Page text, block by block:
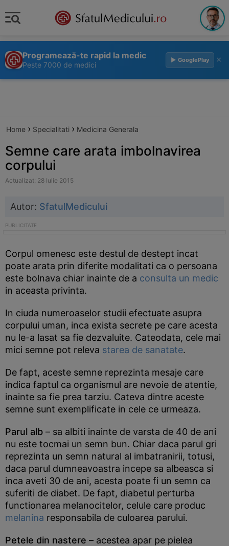
Programează-te rapid la medic
Peste 7000 de medici
▶ GooglePlay ×
Home › Specialitati › Medicina Generala
Semne care arata imbolnavirea
corpului
Actualizat: 28 Iulie 2015
Autor: SfatulMedicului
Corpul omenesc este destul de destept incat
poate arata prin diferite modalitati ca o persoana
este bolnava chiar inainte de a consulta un medic
in aceasta privinta.
In ciuda numeroaselor studii efectuate asupra
corpului uman, inca exista secrete pe care acesta
nu le-a lasat sa fie dezvaluite. Cateodata, cele mai
mici semne pot releva starea de sanatate.
De fapt, aceste semne reprezinta mesaje care
indica faptul ca organismul are nevoie de atentie,
inainte sa fie prea tarziu. Cateva dintre aceste
semne sunt exemplificate in cele ce urmeaza.
Parul alb – sa albiti inainte de varsta de 40 de ani
nu este tocmai un semn bun. Chiar daca parul gri
reprezinta un semn natural al imbatranirii, totusi,
daca parul dumneavoastra incepe sa albeasca si
inca aveti 30 de ani, acesta poate fi un semn ca
suferiti de diabet. De fapt, diabetul perturba
functionarea melanocitelor, celule care produc
melanina responsabila de culoarea parului.
Petele din nastere – acestea apar pe pielea